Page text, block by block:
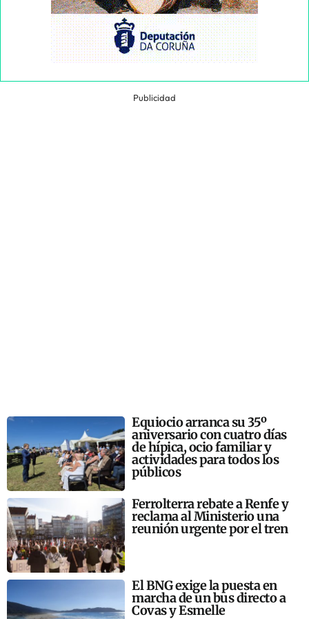
Publicidad
Equiocio arranca su 35º
aniversario con cuatro días
de hípica, ocio familiar y
actividades para todos los
públicos
Ferrolterra rebate a Renfe y
reclama al Ministerio una
reunión urgente por el tren
El BNG exige la puesta en
marcha de un bus directo a
Covas y Esmelle